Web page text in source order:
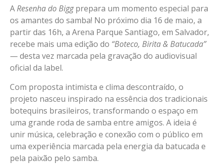
AResenha do Biggprepara um momento especial para
os amantes do samba! No próximo dia 16 de maio, a
partir das 16h, a Arena Parque Santiago, em Salvador,
recebe mais uma edição do “Boteco, Birita & Batucada”
— desta vez marcada pela gravação do audiovisual
oficial da label.
Com proposta intimista e clima descontraído, o
projeto nasceu inspirado na essência dos tradicionais
botequins brasileiros, transformando o espaço em
uma grande roda de samba entre amigos. A ideia é
unir música, celebração e conexão com o público em
uma experiência marcada pela energia da batucada e
pela paixão pelo samba.